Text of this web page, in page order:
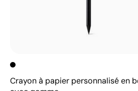
Crayon à papier personnalisé en